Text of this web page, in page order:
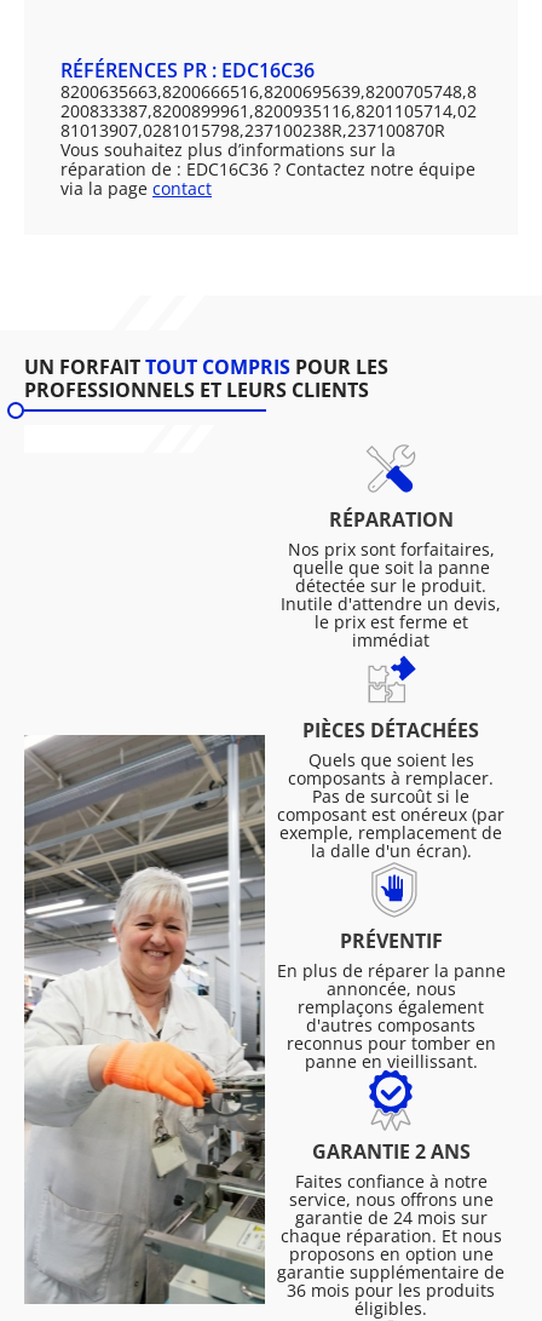
RÉFÉRENCES PR : EDC16C36
8200635663,8200666516,8200695639,8200705748,8
200833387,8200899961,8200935116,8201105714,02
81013907,0281015798,237100238R,237100870R
Vous souhaitez plus d’informations sur la
réparation de : EDC16C36 ? Contactez notre équipe
via la page contact
UN FORFAITTOUT COMPRIS POUR LES
PROFESSIONNELS ET LEURS CLIENTS
RÉPARATION
Nos prix sont forfaitaires,
quelle que soit la panne
détectée sur le produit.
Inutile d'attendre un devis,
le prix est ferme et
immédiat
PIÈCES DÉTACHÉES
Quels que soient les
composants à remplacer.
Pas de surcoût si le
composant est onéreux (par
exemple, remplacement de
la dalle d'un écran).
PRÉVENTIF
En plus de réparer la panne
annoncée, nous
remplaçons également
d'autres composants
reconnus pour tomber en
panne en vieillissant.
GARANTIE 2 ANS
Faites confiance à notre
service, nous offrons une
garantie de 24 mois sur
chaque réparation. Et nous
proposons en option une
garantie supplémentaire de
36 mois pour les produits
éligibles.